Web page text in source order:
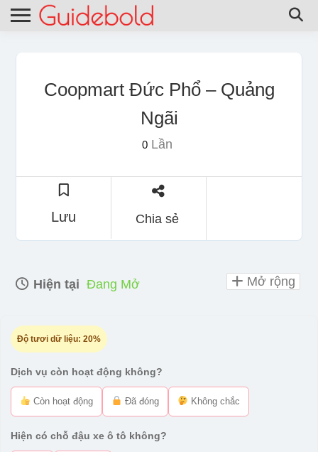
Coopmart Đức Phổ – Quảng
Ngãi
0Lần
Lưu Chia sẻ
Hiện tại Đang Mở
Độ tươi dữ liệu: 20%
Dịch vụ còn hoạt động không?
Còn hoạt động Đã đóng Không chắc
Hiện có chỗ đậu xe ô tô không?
Mở rộng